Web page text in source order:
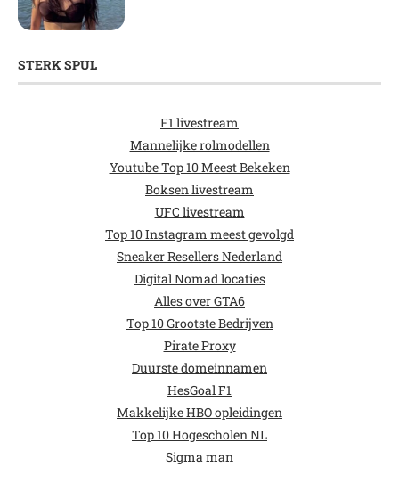
STERK SPUL
F1 livestream
Mannelijke rolmodellen
Youtube Top 10 Meest Bekeken
Boksen livestream
UFC livestream
Top 10 Instagram meest gevolgd
Sneaker Resellers Nederland
Digital Nomad locaties
Alles over GTA6
Top 10 Grootste Bedrijven
Pirate Proxy
Duurste domeinnamen
HesGoal F1
Makkelijke HBO opleidingen
Top 10 Hogescholen NL
Sigma man